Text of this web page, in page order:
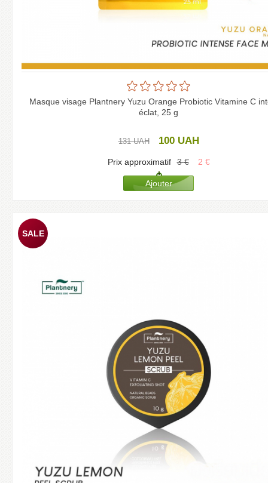
Masque visage Plantnery Yuzu Orange Probiotic Vitamine C
éclat, 25 g
131UAH 100 UAH
Prix approximatif 3€ 2 €